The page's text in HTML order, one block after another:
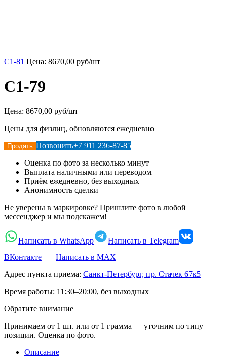
С1-81 Цена: 8670,00 руб/шт
С1-79
Цена: 8670,00 руб/шт
Цены для физлиц, обновляются ежедневно
Продать Позвонить+7 911 236-87-85
Оценка по фото за несколько минут
Выплата наличными или переводом
Приём ежедневно, без выходных
Анонимность сделки
Не уверены в маркировке? Пришлите фото в любой
мессенджер и мы подскажем!
Написать в WhatsApp
Написать в Telegram
ВКонтакте
Написать в MAX
Адрес пункта приема: Санкт-Петербург, пр. Стачек 67к5
Время работы: 11:30–20:00, без выходных
Обратите внимание
Принимаем от 1 шт. или от 1 грамма — уточним по типу
позиции. Оценка по фото.
Описание